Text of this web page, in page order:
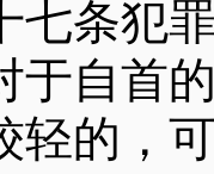
条犯罪
于自首
轻的，